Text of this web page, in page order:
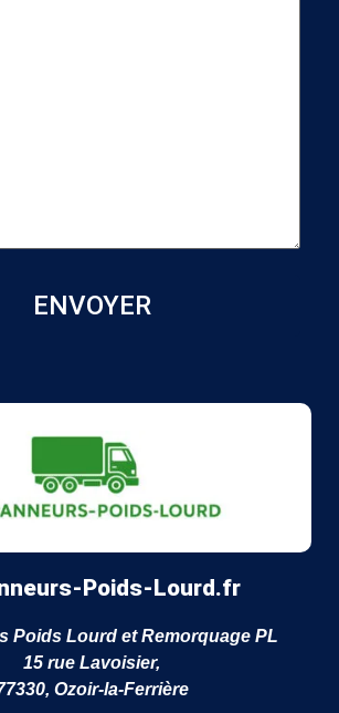
Poids-Lourd.fr
Poids Lourd et Remorquage PL
15 rue Lavoisier,
Ozoir-la-Ferrière